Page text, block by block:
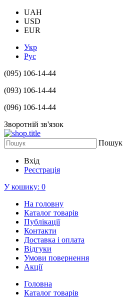
UAH
USD
EUR
Укр
Рус
(095) 106-14-44
(093) 106-14-44
(096) 106-14-44
Зворотній зв'язок
Пошук
Вхід
Реєстрація
У кошику: 0
На головну
Каталог товарів
Публікації
Контакти
Доставка і оплата
Відгуки
Умови повернення
Акції
Головна
Каталог товарів